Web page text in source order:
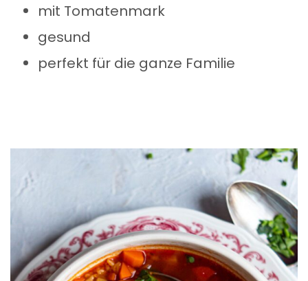
mit Tomatenmark
gesund
perfekt für die ganze Familie